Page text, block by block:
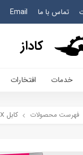
تماس با ما Email
کاداز
خدمات افتخارات
فهرست محصولات کابل AUX تسکو مدل TC AU18 به طول یک متر